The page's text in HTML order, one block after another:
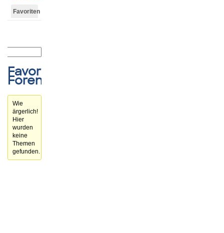
Favoriten
Favorisierte
Forenthemen
Wie
ärgerlich!
Hier
wurden
keine
Themen
gefunden.